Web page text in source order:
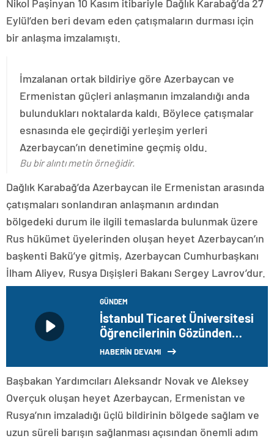
Nikol Paşinyan 10 Kasım itibariyle Dağlık Karabağ’da 27
Eylül’den beri devam eden çatışmaların durması için
bir anlaşma imzalamıştı.
İmzalanan ortak bildiriye göre Azerbaycan ve
Ermenistan güçleri anlaşmanın imzalandığı anda
bulundukları noktalarda kaldı. Böylece çatışmalar
esnasında ele geçirdiği yerleşim yerleri
Azerbaycan’ın denetimine geçmiş oldu.
Bu bir alıntı metin örneğidir.
Dağlık Karabağ’da Azerbaycan ile Ermenistan arasında
çatışmaları sonlandıran anlaşmanın ardından
bölgedeki durum ile ilgili temaslarda bulunmak üzere
Rus hükümet üyelerinden oluşan heyet Azerbaycan’ın
başkenti Bakü’ye gitmiş, Azerbaycan Cumhurbaşkanı
İlham Aliyev, Rusya Dışişleri Bakanı Sergey Lavrov’dur.
GÜNDEM
İstanbul Ticaret Üniversitesi
Öğrencilerinin Gözünden
İstanbul Sergisi
HABERİN DEVAMI
Başbakan Yardımcıları Aleksandr Novak ve Aleksey
Overçuk oluşan heyet Azerbaycan, Ermenistan ve
Rusya’nın imzaladığı üçlü bildirinin bölgede sağlam ve
uzun süreli barışın sağlanması açısından önemli adım